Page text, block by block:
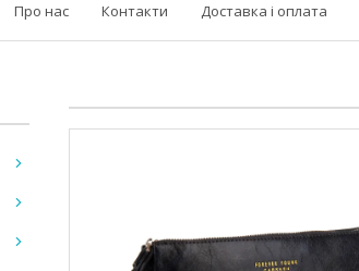
Про нас Контакти Доставка і оплата